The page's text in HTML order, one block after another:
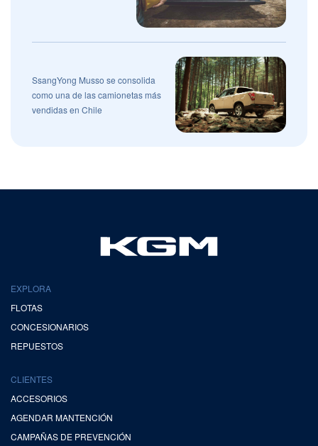
SsangYong Musso se consolida
como una de las camionetas más
vendidas en Chile
EXPLORA
FLOTAS
CONCESIONARIOS
REPUESTOS
CLIENTES
ACCESORIOS
AGENDAR MANTENCIÓN
CAMPAÑAS DE PREVENCIÓN